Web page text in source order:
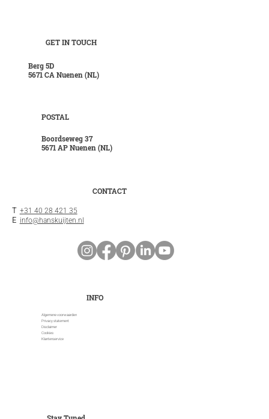
GET IN TOUCH
Berg 5D
5671 CA Nuenen (NL)
INFO
POSTAL
Algemene voorwaarden
Privacy statement
Disclaimer
Cookies
Klantenservice
Boordseweg 37
5671 AP Nuenen (NL)
CONTACT
T +31 40 28 421 35
E info@hanskuijten.nl